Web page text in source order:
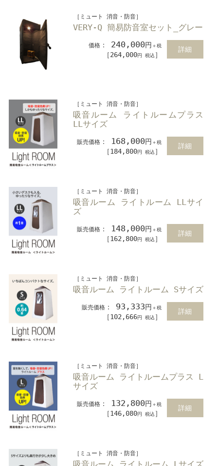
［ミュート 消音・防音］
VERY-Q 簡易防音室セット_グレー
価格 ： 240,000円 ＋税
［264,000円 税込 ］
詳細
［ミュート 消音・防音］
吸音ルーム ライトルームプラス
LLサイズ
販売価格 ： 168,000円 ＋税
［184,800円 税込 ］
詳細
［ミュート 消音・防音］
吸音ルーム ライトルーム LLサイ
ズ
販売価格 ： 148,000円 ＋税
［162,800円 税込 ］
詳細
［ミュート 消音・防音］
吸音ルーム ライトルーム Sサイズ
販売価格 ： 93,333円 ＋税
［102,666円 税込 ］
詳細
［ミュート 消音・防音］
吸音ルーム ライトルームプラス L
サイズ
販売価格 ： 132,800円 ＋税
［146,080円 税込 ］
詳細
［ミュート 消音・防音］
吸音ルーム ライトルーム Lサイズ